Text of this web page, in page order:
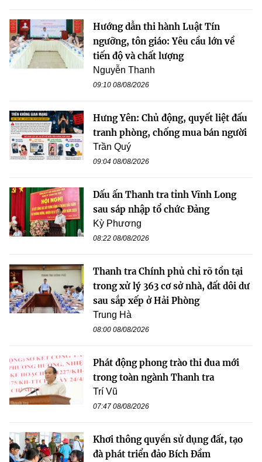
Hướng dẫn thi hành Luật Tín
ngưỡng, tôn giáo: Yêu cầu lớn về
tiến độ và chất lượng
Nguyễn Thanh
09:10 08/08/2026
Hưng Yên: Chủ động, quyết liệt đấu
tranh phòng, chống mua bán người
Trần Quý
09:04 08/08/2026
Dấu ấn Thanh tra tỉnh Vĩnh Long
sau sáp nhập tổ chức Đảng
Kỳ Phương
08:22 08/08/2026
Thanh tra Chính phủ chỉ rõ tồn tại
trong xử lý 363 cơ sở nhà, đất dôi dư
sau sắp xếp ở Hải Phòng
Trung Hà
08:00 08/08/2026
Phát động phong trào thi đua mới
trong toàn ngành Thanh tra
Trí Vũ
07:47 08/08/2026
Khơi thông quyền sử dụng đất, tạo
đà phát triển đảo Bích Đầm